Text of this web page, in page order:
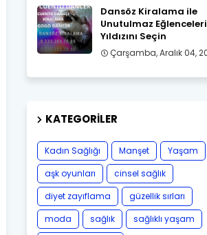
Dansöz Kiralama ile
Unutulmaz
Yıldızını Seçin
Çarşamba, Aralık 04,
KATEGORILER
Kadın Sağlığı Manşet
Yaşam
aşk oyunları
cinsel sağlık
diyet zayıflama
güzellik sırları
moda
sağlık
sağlıklı yaşam